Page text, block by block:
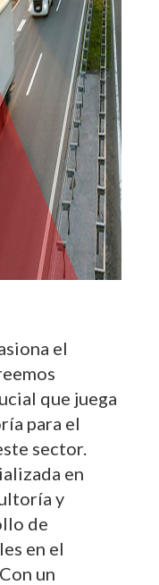
el
que juega
para el
sector.
en
y
de
en el
un